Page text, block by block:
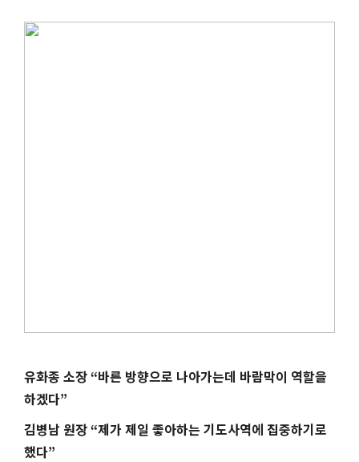
유화종 소장“바른 방향으로 나아가는데 바람막이 역할을
하겠다”
김병남 원장“제가 제일 좋아하는 기도사역에 집중하기로
했다”